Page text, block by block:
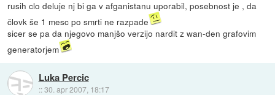
rusih clo deluje nj bi ga v afganistanu uporabil, posebnost je , da
človk še 1 mesc po smrti ne razpade
sicer se pa da njegovo manjšo verzijo nardit z wan-den grafovim
generatorjem
Luka Percic
::30. apr 2007, 18:17